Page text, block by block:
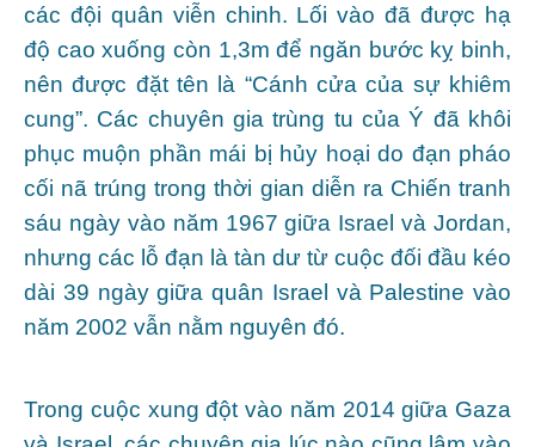
các đội quân viễn chinh. Lối vào đã được hạ
độ cao xuống còn 1,3m để ngăn bước kỵ binh,
nên được đặt tên là “Cánh cửa của sự khiêm
cung”. Các chuyên gia trùng tu của Ý đã khôi
phục muộn phần mái bị hủy hoại do đạn pháo
cối nã trúng trong thời gian diễn ra Chiến tranh
sáu ngày vào năm 1967 giữa Israel và Jordan,
nhưng các lỗ đạn là tàn dư từ cuộc đối đầu kéo
dài 39 ngày giữa quân Israel và Palestine vào
năm 2002 vẫn nằm nguyên đó.
Trong cuộc xung đột vào năm 2014 giữa Gaza